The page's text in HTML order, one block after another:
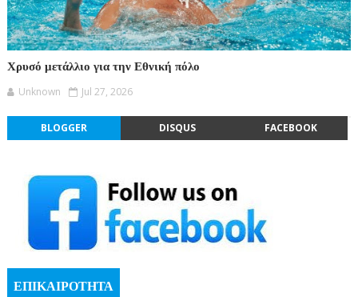
Χρυσό μετάλλιο για την Εθνική πόλο
Unknown Jul 27, 2026
BLOGGER DISQUS FACEBOOK
ΕΠΙΚΑΙΡΟΤΗΤΑ